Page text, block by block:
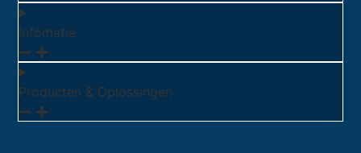
Infomatie
Producten & Oplossingen